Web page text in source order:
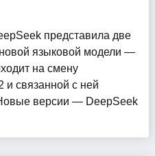
представила две
языковой модели —
на смену
и связанной с ней
версии — DeepSeek